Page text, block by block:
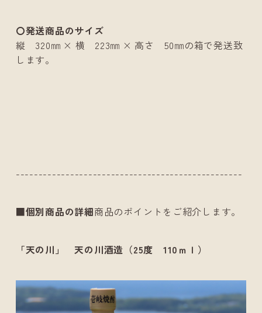
〇発送商品のサイズ
縦 320㎜ × 横 223㎜ × 高さ 50㎜の箱で発送致
します。
--------------------------------------------------
■個別商品の詳細商品のポイントをご紹介します。
「天の川」 天の川酒造（25度 110ｍｌ）